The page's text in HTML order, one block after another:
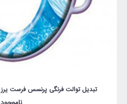
تبدیل توالت فرنگی پرنسس فرست یرز The First Years _ کد 3390